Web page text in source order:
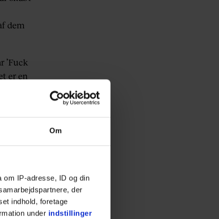
Om
om IP-adresse, ID og din
der
indhold, foretage
under indstillinger
dem
’Fuck
er en